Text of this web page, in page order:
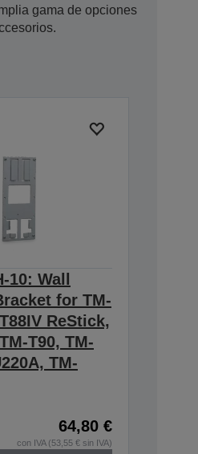
gama de opciones
10: Wall
for TM-
ReStick,
T90, TM-
TM-
64,80 €
con IVA (53,55 € sin IVA)